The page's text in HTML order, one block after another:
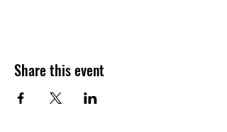
Share this event